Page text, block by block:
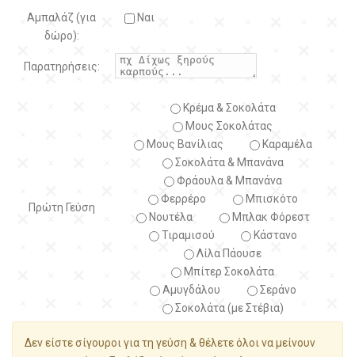
Αμπαλάζ (για
δώρο):
Ναι
Παρατηρήσεις:
Πρώτη Γεύση
Κρέμα & Σοκολάτα
Μους Σοκολάτας
Μους Βανίλιας
Καραμέλα
Σοκολάτα & Μπανάνα
Φράουλα & Μπανάνα
Φερρέρο
Μπισκότο
Νουτέλα
Μπλακ Φόρεστ
Τιραμισού
Κάστανο
Λίλα Πάουσε
Μπίτερ Σοκολάτα
Αμυγδάλου
Σεράνο
Σοκολάτα (με Στέβια)
Δεν είστε σίγουροι για τη γεύση & θέλετε όλοι να μείνουν